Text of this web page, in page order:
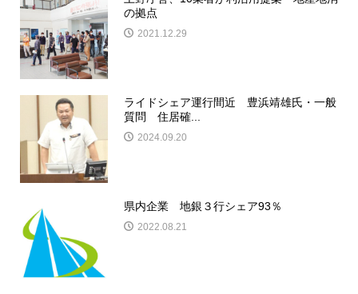
の拠点
2021.12.29
ライドシェア運行間近 豊浜靖雄氏・一般
質問 住居確...
2024.09.20
県内企業 地銀３行シェア93％
2022.08.21